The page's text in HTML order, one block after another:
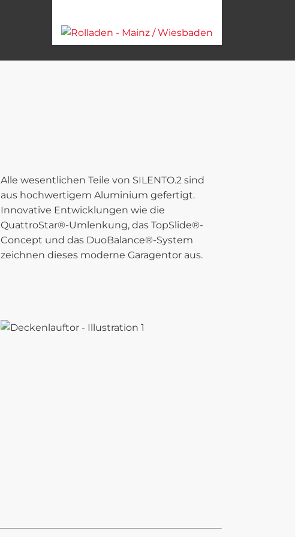
Alle wesentlichen Teile von SILENTO.2 sind
aus hochwertigem Aluminium gefertigt.
Innovative Entwicklungen wie die
QuattroStar®-Umlenkung, das TopSlide®-
Concept und das DuoBalance®-System
zeichnen dieses moderne Garagentor aus.